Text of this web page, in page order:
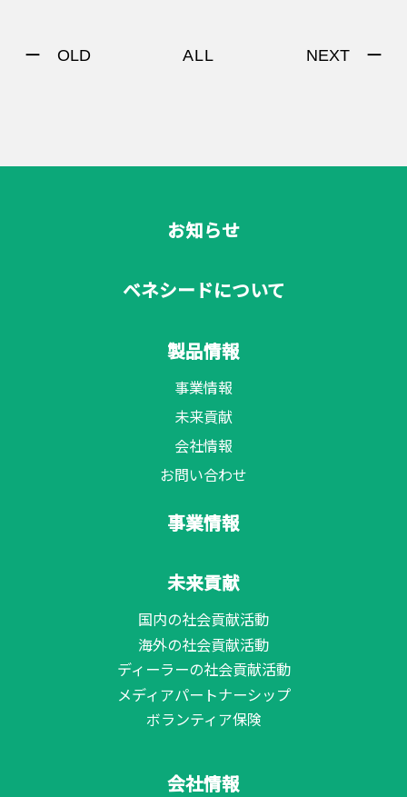
ー OLD ALL NEXT ー
お知らせ
ベネシードについて
製品情報
事業情報
未来貢献
会社情報
お問い合わせ
事業情報
未来貢献
国内の社会貢献活動
海外の社会貢献活動
ディーラーの社会貢献活動
メディアパートナーシップ
ボランティア保険
会社情報